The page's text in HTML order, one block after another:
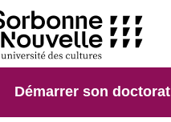
Démarrer son doctorat